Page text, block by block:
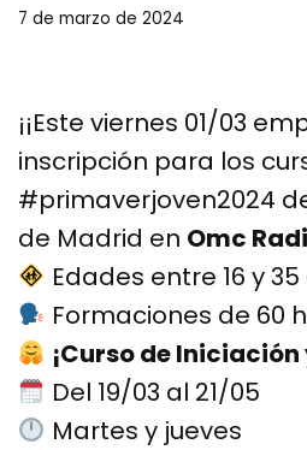
7 de marzo de 2024
¡¡Este viernes 01/03
inscripción para los
#primaverjoven2024
de Madrid en Omc
Edades entre 16 y
Formaciones de 60
¡Curso de
Del 19/03 al 21/05
Martes y jueves